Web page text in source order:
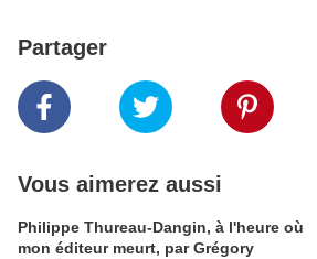
Partager
Vous aimerez aussi
Philippe Thureau-Dangin, à l'heure où
mon éditeur meurt, par Grégory